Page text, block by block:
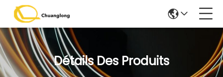
Détails Des Produits